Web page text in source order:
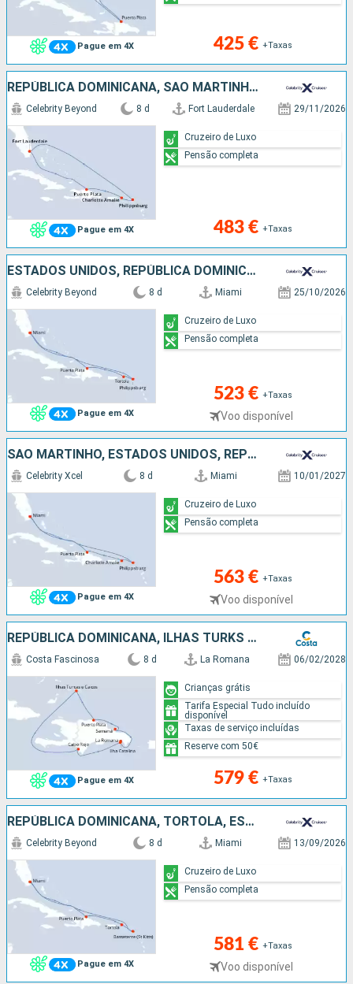
Pague em 4X 425 € +Taxas
REPÚBLICA DOMINICANA, SÃO MARTINHO, ESTADOS UNIDOS
Pague em 4X
Celebrity Beyond 8 d Fort Lauderdale 29/11/2026
483 € +Taxas
Cruzeiro de Luxo
Pensão completa
ESTADOS UNIDOS, REPÚBLICA DOMINICANA, TORTOLA, SÃO MARTINHO
Pague em 4X
Celebrity Beyond 8 d Miami 25/10/2026
523 € +Taxas
Voo disponível
Cruzeiro de Luxo
Pensão completa
SÃO MARTINHO, ESTADOS UNIDOS, REPÚBLICA DOMINICANA
Pague em 4X
Celebrity Xcel 8 d Miami 10/01/2027
563 € +Taxas
Voo disponível
Cruzeiro de Luxo
Pensão completa
REPÚBLICA DOMINICANA, ILHAS TURKS &AMP; CAICOS
Pague em 4X
Costa Fascinosa 8 d La Romana 06/02/2028
579 € +Taxas
Crianças grátis
Tarifa Especial Tudo incluído
disponível
Taxas de serviço incluídas
Reserve com 50€
REPÚBLICA DOMINICANA, TORTOLA, ESTADOS UNIDOS
Pague em 4X
Celebrity Beyond 8 d Miami 13/09/2026
581 € +Taxas
Voo disponível
Cruzeiro de Luxo
Pensão completa